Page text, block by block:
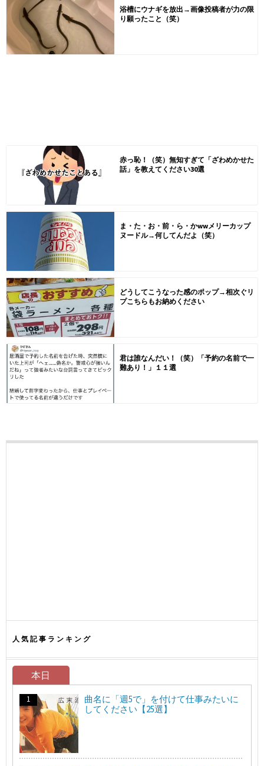
浴槽にウナギを放出→画像投稿者が力の限
り願ったこと（笑）
赤っ恥！（笑）無知すぎて「ざわめかせた
話」を教えてください30選
ま・た・お・前・ら・かwwメリーカップ
ヌードル→何してんだよ（笑）
どうしてこうなった感のポップ→相次ぐリ
プこちらもお納めください
君は誰なんだい！（笑）「予約の名前で一
難あり！」１１選
人気記事ランキング
本日
曲名に「週5で」を付けて仕事みたいに
してください【25選】